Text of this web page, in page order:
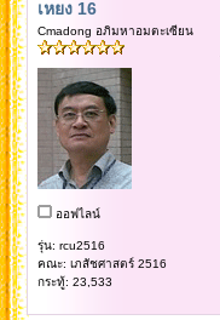
เหยง 16
Cmadong อภิมหาอมตะเซียน
ออฟไลน์
รุ่น: rcu2516
คณะ: เภสัชศาสตร์ 2516
กระทู้: 23,533